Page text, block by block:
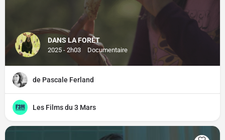
DANS LA FORÊT
2025 - 2h03 Documentaire
de Pascale Ferland
Les Films du 3 Mars